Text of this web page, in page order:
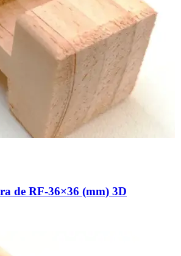
de RF-36×36 (mm) 3D